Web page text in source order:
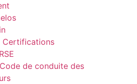
Certifications
de conduite des